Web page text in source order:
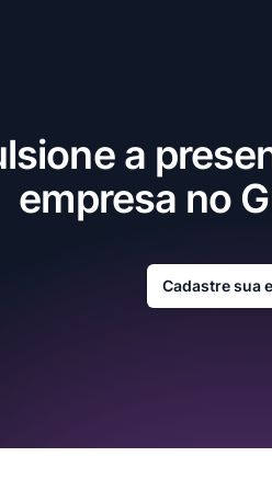
a
empresa no
Cadastre sua